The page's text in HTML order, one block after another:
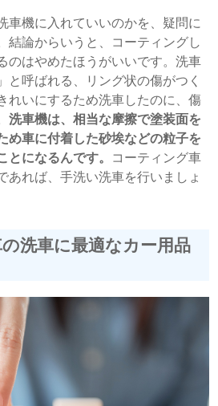
車機に入れていいのかを、疑問に
結論からいうと、コーティングし
のはやめたほうがいいです。洗車
と呼ばれる、リング状の傷がつく
れいにするため洗車したのに、傷
洗車機は、相当な摩擦で塗装面を
め車に付着した砂埃などの粒子を
とになるんです。 コーティング車
あれば、手洗い洗車を行いましょ
洗車に最適なカー用品